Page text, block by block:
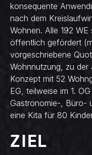
konsequente
nach dem
Wohnen. Alle 192
öffentlich gefördert
vorgeschriebene
Wohnnutzung, zu
Konzept mit 52
EG, teilweise im 1.
Gastronomie-, Büro-
eine Kita für 80
ZIEL